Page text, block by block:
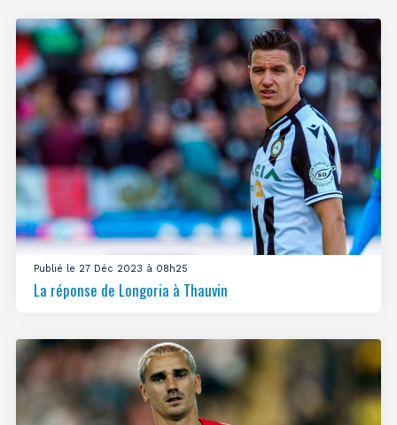
Publié le 27 Déc 2023 à 08h25
La réponse de Longoria à Thauvin